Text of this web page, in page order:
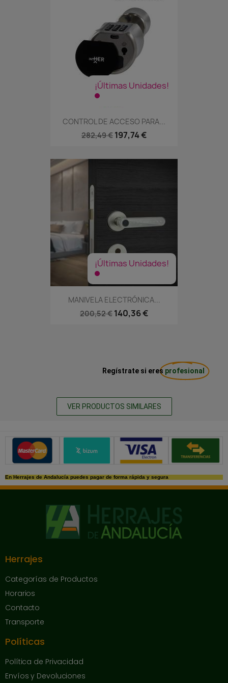
¡Últimas Unidades!
CONTROL DE ACCESO PARA...
282,49 € 197,74 €
¡Últimas Unidades!
MANIVELA ELECTRÓNICA...
200,52 € 140,36 €
Regístrate si eres profesional
VER PRODUCTOS SIMILARES
Métodos de pago seguros
En Herrajes de Andalucía puedes pagar de forma rápida y segura
Herrajes
Categorías de Productos
Horarios
Contacto
Transporte
Políticas
Política de Privacidad
Envíos y Devoluciones